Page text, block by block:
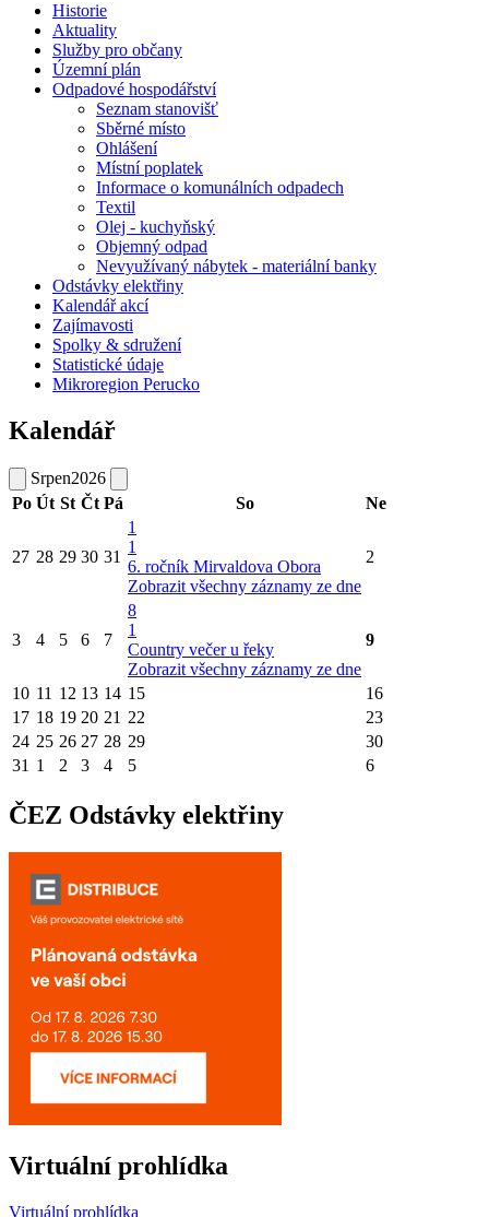
Historie
Aktuality
Služby pro občany
Územní plán
Odpadové hospodářství
Seznam stanovišť
Sběrné místo
Ohlášení
Místní poplatek
Informace o komunálních odpadech
Textil
Olej - kuchyňský
Objemný odpad
Nevyužívaný nábytek - materiální banky
Odstávky elektřiny
Kalendář akcí
Zajímavosti
Spolky & sdružení
Statistické údaje
Mikroregion Perucko
Kalendář
Srpen2026
Po Út St Čt Pá So Ne
27 28 29 30 31
1
1
6. ročník Mirvaldova Obora
Zobrazit všechny záznamy ze dne
2
3 4 5 6 7
8
1
Country večer u řeky
Zobrazit všechny záznamy ze dne
9
10 11 12 13 14 15
16
17 18 19 20 21 22
23
24 25 26 27 28 29
30
31 1 2 3 4 5 6
ČEZ Odstávky elektřiny
Virtuální prohlídka
Virtuální prohlídka